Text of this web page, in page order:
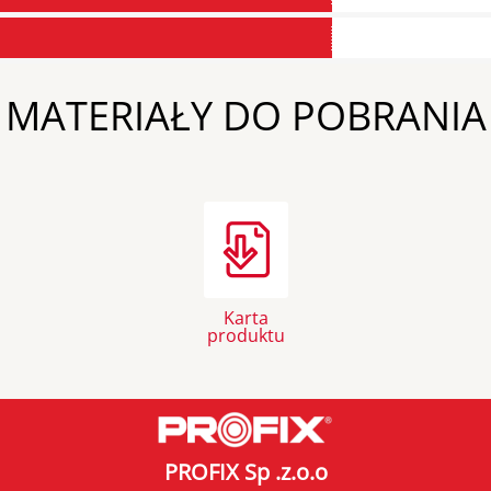
MATERIAŁY DO POBRANIA
Karta
produktu
PROFIX Sp .z.o.o